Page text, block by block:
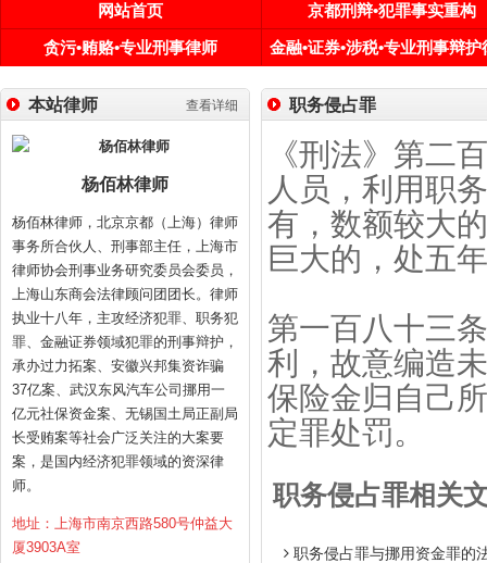
网站首页
京都刑辩•犯罪事实重构
贪污•贿赂•专业刑事律师
金融•证券•涉税•专业刑事辩护
查看详细
本站律师
杨佰林律师
杨佰林律师，北京京都（上海）律师
事务所合伙人、刑事部主任，上海市
律师协会刑事业务研究委员会委员，
上海山东商会法律顾问团团长。律师
执业十八年，主攻经济犯罪、职务犯
罪、金融证券领域犯罪的刑事辩护，
承办过力拓案、安徽兴邦集资诈骗
37亿案、武汉东风汽车公司挪用一
亿元社保资金案、无锡国土局正副局
长受贿案等社会广泛关注的大案要
案，是国内经济犯罪领域的资深律
师。
地址：上海市南京西路580号仲益大
厦3903A室
职务侵占罪
《刑法》第二
人员，利用职
有，数额较大
巨大的，处五
第一百八十三
利，故意编造
保险金归自己
定罪处罚。
职务侵占罪相关
职务侵占罪与挪用资金罪的